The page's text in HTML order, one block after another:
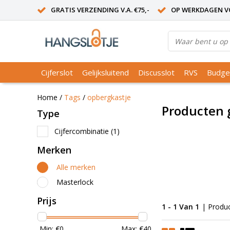
GRATIS VERZENDING V.A. €75,- OP WERKDAGEN
Cijferslot Gelijksluitend Discusslot RVS
Home / Tags / opbergkastje
Type
Cijfercombinatie (1)
Merken
Alle merken
Masterlock
Prijs
Producten
1 - 1 Van 1 |